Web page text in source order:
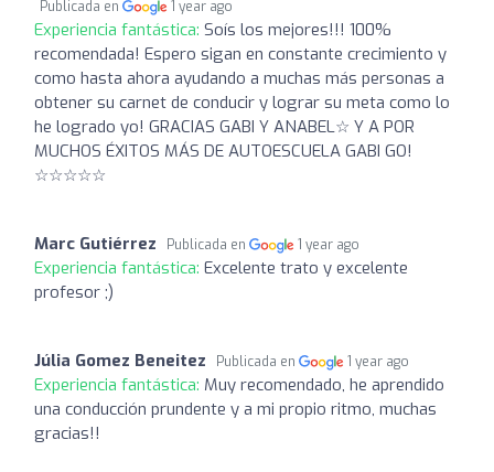
Publicada en 1 year ago
Experiencia fantástica: Soís los mejores!!! 100%
recomendada! Espero sigan en constante crecimiento y
como hasta ahora ayudando a muchas más personas a
obtener su carnet de conducir y lograr su meta como lo
he logrado yo! GRACIAS GABI Y ANABEL☆ Y A POR
MUCHOS ÉXITOS MÁS DE AUTOESCUELA GABI GO!
☆☆☆☆☆
Marc Gutiérrez Publicada en 1 year ago
Experiencia fantástica: Excelente trato y excelente
profesor ;)
Júlia Gomez Beneitez Publicada en 1 year ago
Experiencia fantástica: Muy recomendado, he aprendido
una conducción prundente y a mi propio ritmo, muchas
gracias!!